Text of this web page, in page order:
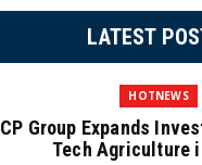
LATEST
HOTNEWS
CP Group Expands
Tech Agriculture